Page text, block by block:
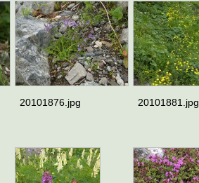
20101876.jpg 20101881.jpg